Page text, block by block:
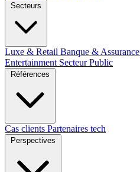
Secteurs
Luxe & Retail Banque & Assurance
Entertainment Secteur Public
Références
Cas clients Partenaires tech
Perspectives